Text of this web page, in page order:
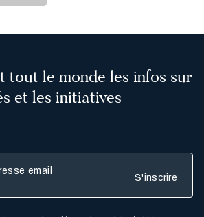
tout le monde les infos sur
et les initiatives